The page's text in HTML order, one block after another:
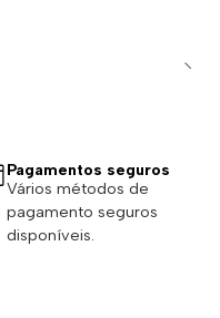
Pagamentos seguros
Vários métodos de
pagamento seguros
disponíveis.